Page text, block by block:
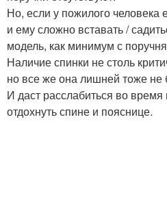
Но, если у пожилого человека
и ему сложно вставать /
модель, как минимум с
Наличие спинки не столь
но все же она лишней тоже не
И даст расслабиться во
отдохнуть спине и пояснице.